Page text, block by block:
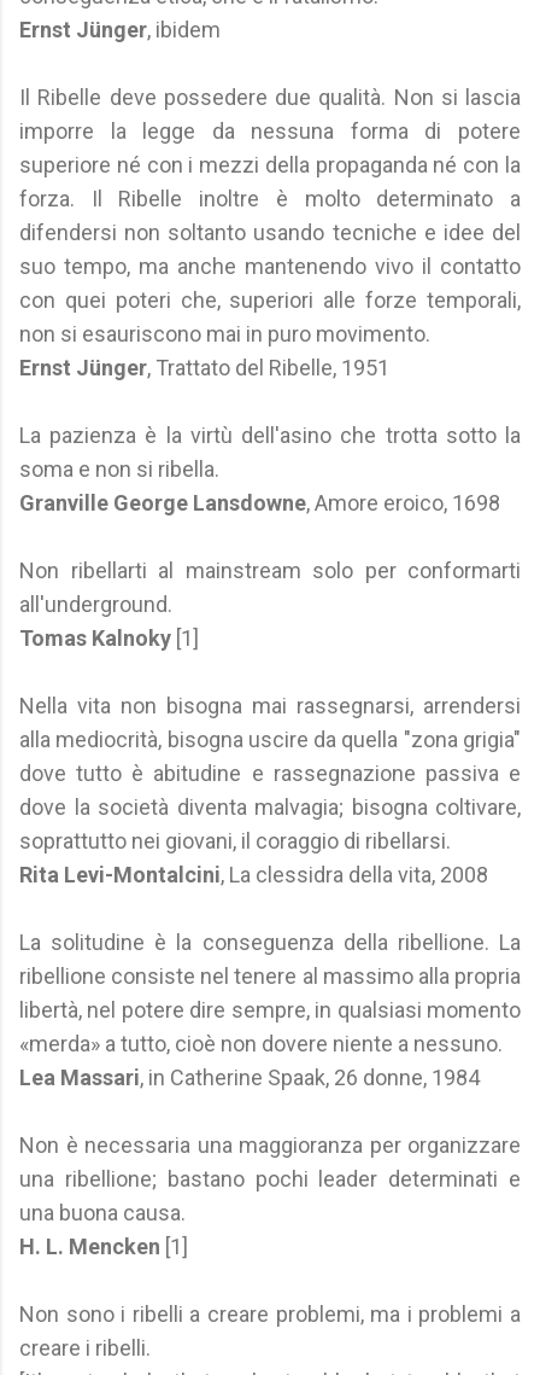
Ernst Jünger, ibidem
Il Ribelle deve possedere due qualità. Non si lascia
imporre la legge da nessuna forma di potere
superiore né con i mezzi della propaganda né con la
forza. Il Ribelle inoltre è molto determinato a
difendersi non soltanto usando tecniche e idee del
suo tempo, ma anche mantenendo vivo il contatto
con quei poteri che, superiori alle forze temporali,
non si esauriscono mai in puro movimento.
Ernst Jünger, Trattato del Ribelle, 1951
La pazienza è la virtù dell'asino che trotta sotto la
soma e non si ribella.
Granville George Lansdowne, Amore eroico, 1698
Non ribellarti al mainstream solo per conformarti
all'underground.
Tomas Kalnoky [1]
Nella vita non bisogna mai rassegnarsi, arrendersi
alla mediocrità, bisogna uscire da quella "zona grigia"
dove tutto è abitudine e rassegnazione passiva e
dove la società diventa malvagia; bisogna coltivare,
soprattutto nei giovani, il coraggio di ribellarsi.
Rita Levi-Montalcini, La clessidra della vita, 2008
La solitudine è la conseguenza della ribellione. La
ribellione consiste nel tenere al massimo alla propria
libertà, nel potere dire sempre, in qualsiasi momento
«merda» a tutto, cioè non dovere niente a nessuno.
Lea Massari, in Catherine Spaak, 26 donne, 1984
Non è necessaria una maggioranza per organizzare
una ribellione; bastano pochi leader determinati e
una buona causa.
H. L. Mencken [1]
Non sono i ribelli a creare problemi, ma i problemi a
creare i ribelli.